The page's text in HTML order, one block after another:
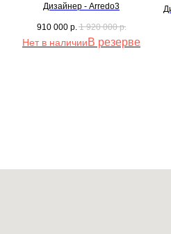
Дизайнер - Arredo3
910 000 р. 1 920 000 р.
Нет в наличии